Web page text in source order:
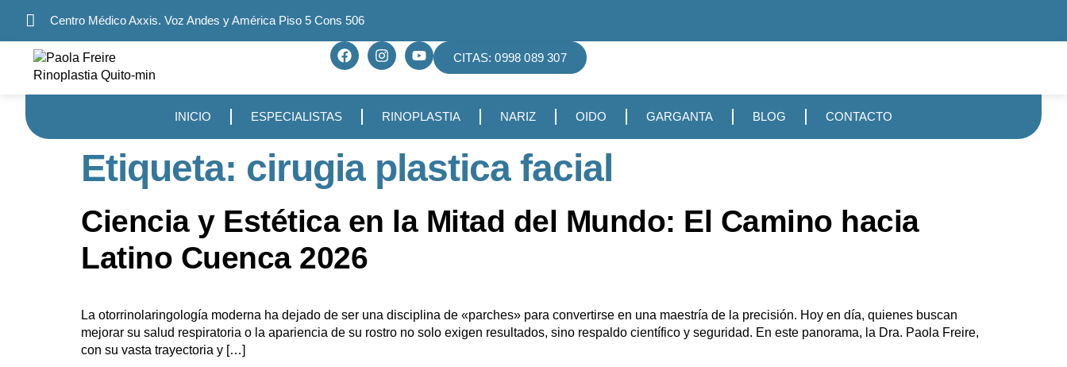
Centro Médico Axxis. Voz Andes y América Piso 5 Cons 506
CITAS: 0998 089 307
INICIO ESPECIALISTAS RINOPLASTIA NARIZ OIDO GARGANTA BLOG CONTACTO
Etiqueta: cirugia plastica facial
Ciencia y Estética en la Mitad del Mundo: El Camino hacia
Latino Cuenca 2026
La otorrinolaringología moderna ha dejado de ser una disciplina de «parches» para convertirse en una maestría de la precisión. Hoy en día, quienes buscan
mejorar su salud respiratoria o la apariencia de su rostro no solo exigen resultados, sino respaldo científico y seguridad. En este panorama, la Dra. Paola Freire,
con su vasta trayectoria y […]